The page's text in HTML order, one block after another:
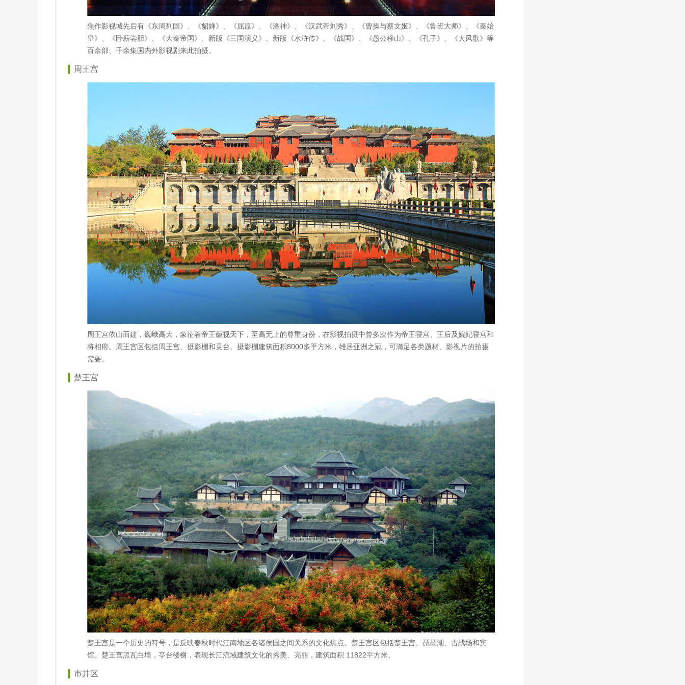
焦作影视城先后有《东周列国》、《貂婵》、《屈原》、《洛神》、《汉武帝刘秀》、《曹操与蔡文姬》、《鲁班大师》、《秦始
皇》、《卧薪尝胆》、《大秦帝国》、新版《三国演义》、新版《水浒传》、《战国》、《愚公移山》、《孔子》、《大风歌》等
百余部、千余集国内外影视剧来此拍摄。
周王宫
周王宫依山而建，巍峨高大，象征着帝王藐视天下，至高无上的尊重身份，在影视拍摄中曾多次作为帝王寝宫、王后及嫔妃寝宫和
将相府。周王宫区包括周王宫、摄影棚和灵台。摄影棚建筑面积8000多平方米，雄居亚洲之冠，可满足各类题材、影视片的拍摄
需要。
楚王宫
楚王宫是一个历史的符号，是反映春秋时代江南地区各诸侯国之间关系的文化焦点。楚王宫区包括楚王宫、琵琶湖、古战场和宾
馆。楚王宫黑瓦白墙，亭台楼榭，表现长江流域建筑文化的秀美、亮丽，建筑面积 11822平方米。
市井区